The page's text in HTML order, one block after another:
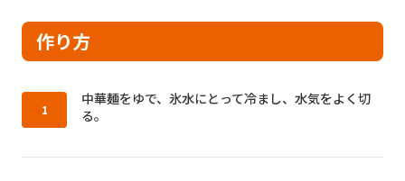
作り方
作り方1：
中華麺をゆで、氷水にとって冷まし、水気をよく切
る。